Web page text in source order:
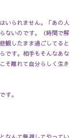
いられません。「あの人
ないのです。（時間で解
観したまま過ごしてると
です。相手もそんなあな
そ離れて自分らしく生き
す。
なんて無視してやってい